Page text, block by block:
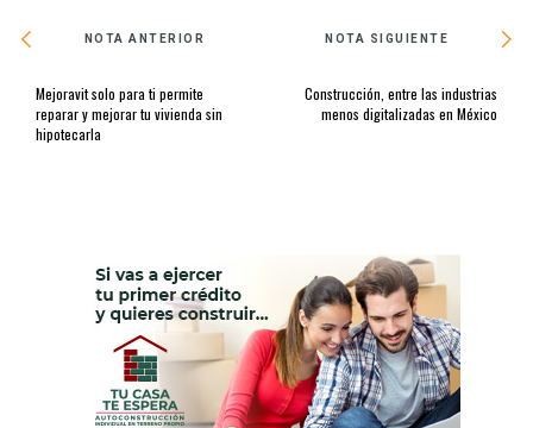
NOTA ANTERIOR
Mejoravit solo para ti permite
reparar y mejorar tu vivienda sin
hipotecarla
NOTA SIGUIENTE
Construcción, entre las industrias
menos digitalizadas en México